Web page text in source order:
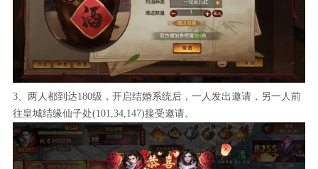
3、两人都到达180级，开启结婚系统后，一人发出邀请，另一人前
往皇城结缘仙子处(101,34,147)接受邀请。